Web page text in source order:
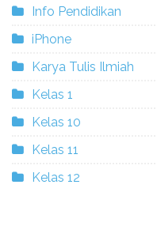
Info Pendidikan
iPhone
Karya Tulis Ilmiah
Kelas 1
Kelas 10
Kelas 11
Kelas 12